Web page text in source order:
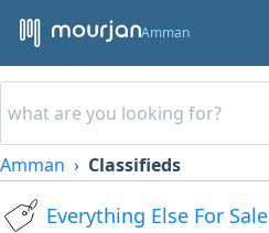
Amman
Amman Classifieds
Everything Else For Sale